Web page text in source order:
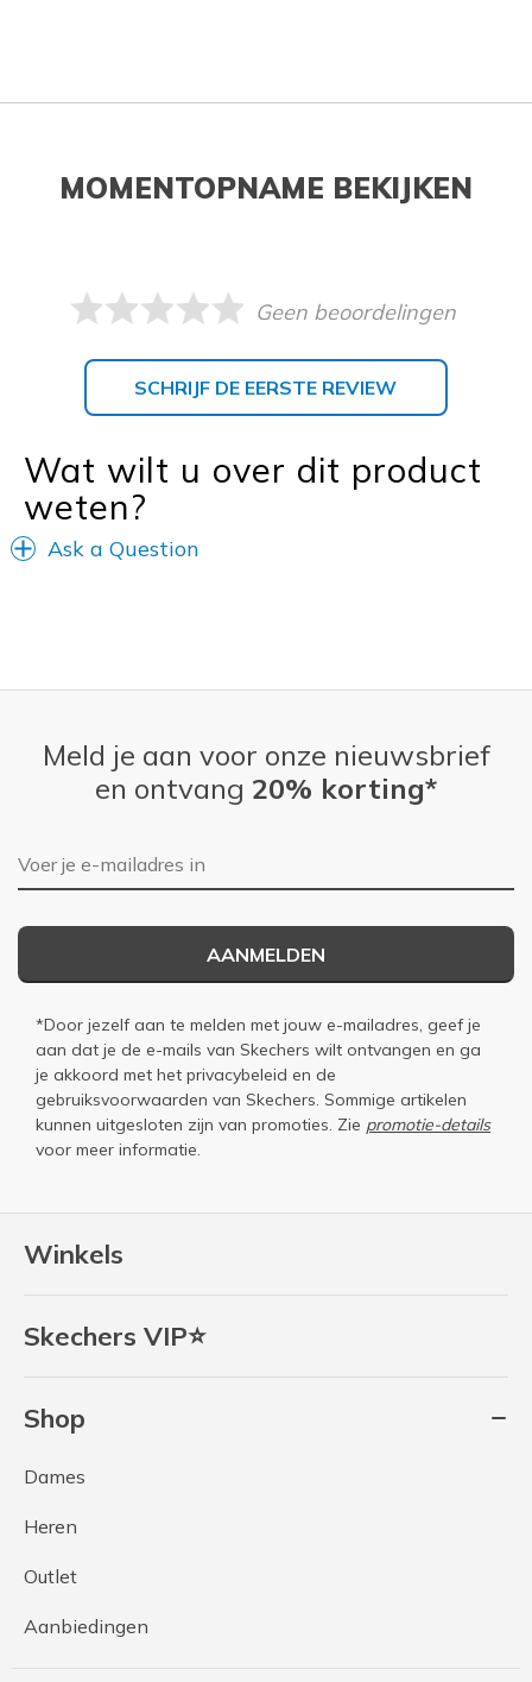
MOMENTOPNAME BEKIJKEN
Geen beoordelingen
SCHRIJF DE EERSTE REVIEW
Wat wilt u over dit product
weten?
Ask a Question
Winkels
Skechers VIP⭐
Shop
Dames
Heren
Outlet
Aanbiedingen
Meld je aan voor onze nieuwsbrief
en ontvang 20% korting*
E-mailadres
AANMELDEN
*Door jezelf aan te melden met jouw e-mailadres, geef je
aan dat je de e-mails van Skechers wilt ontvangen en ga
je akkoord met het privacybeleid en de
gebruiksvoorwaarden van Skechers. Sommige artikelen
kunnen uitgesloten zijn van promoties. Zie promotie-details
voor meer informatie.